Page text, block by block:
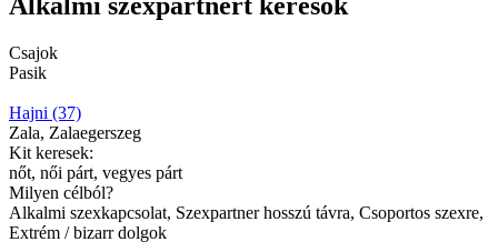
Csajok
Pasik
Hajni (37)
Zala, Zalaegerszeg
Kit keresek:
nőt, női párt, vegyes párt
Milyen célból?
Alkalmi szexkapcsolat, Szexpartner hosszú távra, Csoportos szexre,
Extrém / bizarr dolgok